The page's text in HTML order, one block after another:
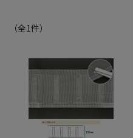
（全1件）